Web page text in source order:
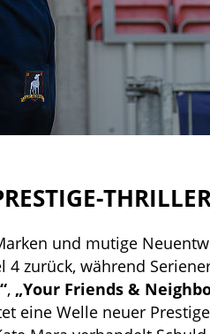
und mutige
zurück, während
, „Your Friends &
eine Welle neuer